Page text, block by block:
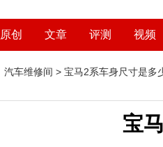
原创 文章 评测 视频
汽车维修间 > 宝马2系车身尺寸是多
宝